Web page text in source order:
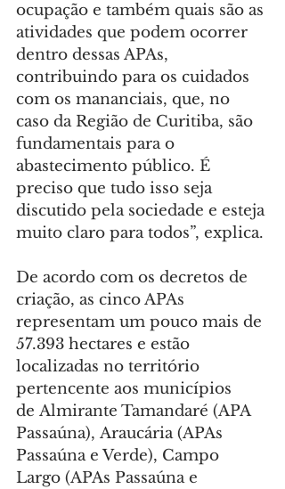
ocupação e também quais são as
atividades que podem ocorrer
dentro dessas APAs,
contribuindo para os cuidados
com os mananciais, que, no
caso da Região de Curitiba, são
fundamentais para o
abastecimento público. É
preciso que tudo isso seja
discutido pela sociedade e esteja
muito claro para todos”, explica.
De acordo com os decretos de
criação, as cinco APAs
representam um pouco mais de
57.393 hectares e estão
localizadas no território
pertencente aos municípios
de Almirante Tamandaré (APA
Passaúna), Araucária (APAs
Passaúna e Verde), Campo
Largo (APAs Passaúna e